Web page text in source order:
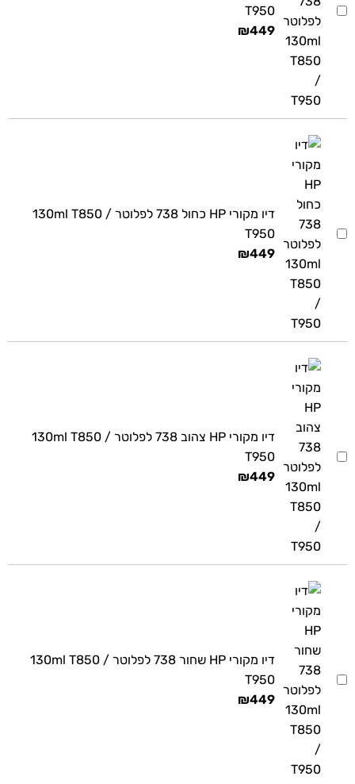
T950
₪449
דיו מקורי HP כחול 738 לפלוטר 130ml T850 /
T950
₪449
דיו מקורי HP צהוב 738 לפלוטר 130ml T850 /
T950
₪449
דיו מקורי HP שחור 738 לפלוטר 130ml T850 /
T950
₪449